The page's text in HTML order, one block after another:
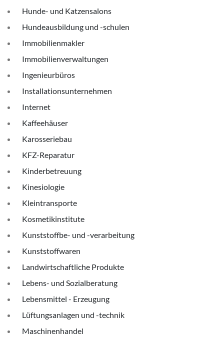
Hunde- und Katzensalons
Hundeausbildung und -schulen
Immobilienmakler
Immobilienverwaltungen
Ingenieurbüros
Installationsunternehmen
Internet
Kaffeehäuser
Karosseriebau
KFZ-Reparatur
Kinderbetreuung
Kinesiologie
Kleintransporte
Kosmetikinstitute
Kunststoffbe- und -verarbeitung
Kunststoffwaren
Landwirtschaftliche Produkte
Lebens- und Sozialberatung
Lebensmittel - Erzeugung
Lüftungsanlagen und -technik
Maschinenhandel